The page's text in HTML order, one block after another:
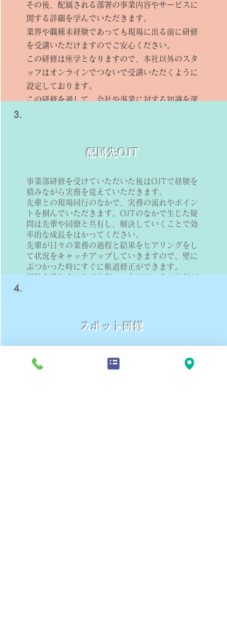
その後、配属される部署の事業内容やサービスに
関する詳細を学んでいただきます。
業界や職種未経験であっても現場に出る前に研修
を受講いただけますのでご安心ください。
この研修は座学となりますので、本社以外のスタ
ッフはオンラインでつないで受講いただくように
設定しております。
この研修を通して、会社や事業に対する知識を深
3.
配属先OJT
事業部研修を受けていただいた後はOJTで経験を
積みながら実務を覚えていただきます。
先輩との現場同行のなかで、実務の流れやポイン
トを掴んでいただきます。​OJTのなかで生じた疑
問は先輩や同僚と共有し、解決していくことで効
率的な成長をはかってください。
先輩が日々の業務の過程と結果をヒアリングをし
て状況をキャッチアップしていきますので、壁に
ぶつかった時にすぐに軌道修正ができます。
​経験を重ねることで自信につながり、その自信が
4.
スポット研修
定期的な実施・開催はしておりませんが、必要に
応じてスポット研修も実施しております。